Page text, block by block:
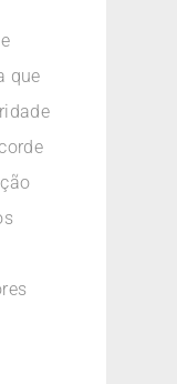
que